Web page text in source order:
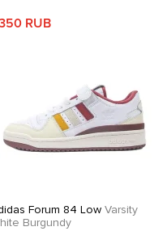
RUB
Forum 84 Low Varsity
Burgundy